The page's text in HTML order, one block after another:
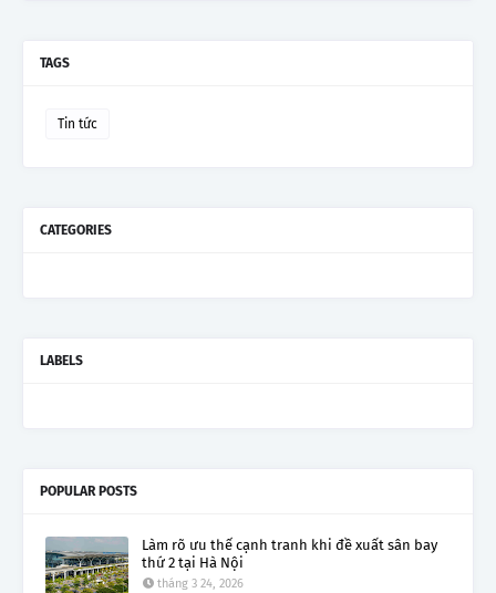
TAGS
Tin tức
CATEGORIES
LABELS
POPULAR POSTS
Làm rõ ưu thế cạnh tranh khi đề xuất sân bay
thứ 2 tại Hà Nội
tháng 3 24, 2026